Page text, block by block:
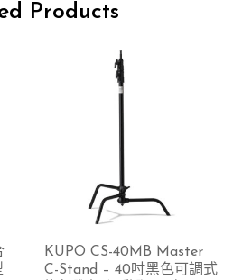
Products
KUPO CS-40MB Master
C-Stand – 40吋黑色可調式